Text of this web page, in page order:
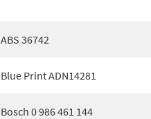
ABS 36742
Blue Print ADN14281
Bosch 0 986 461 144